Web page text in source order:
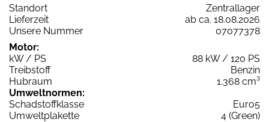
Standort
Zentrallager
Lieferzeit
ab ca. 18.08.2026
Unsere Nummer
07077378
Motor:
kW / PS
88 kW / 120 PS
Treibstoff
Benzin
Hubraum
1.368 cm³
Umweltnormen:
Schadstoffklasse
Euro5
Umweltplakette
4 (Green)